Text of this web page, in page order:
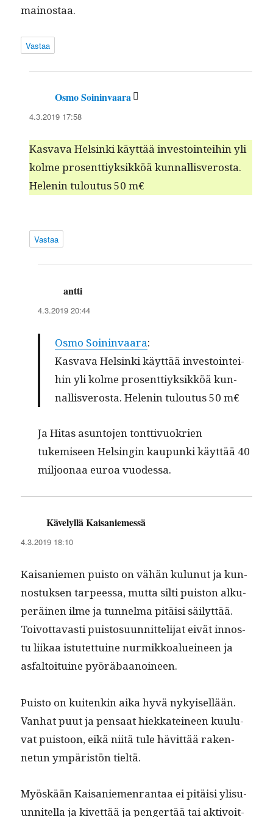
mainostaa.
Vastaa
Osmo Soininvaara sanoo:
4.3.2019 17:58
Kas­va­va Helsin­ki käyt­tää investoin­tei­hin yli
kolme pros­ent­tiyk­sikköä kun­nal­lisveros­ta.
Helenin tulou­tus 50 m€
Vastaa
antti
4.3.2019 20:44
Osmo Soin­in­vaara:
Kas­va­va Helsin­ki käyt­tää investoin­tei­
hin yli kolme pros­ent­tiyk­sikköä kun­
nal­lisveros­ta. Helenin tulou­tus 50 m€
Ja Hitas asun­to­jen tont­tivuokrien
tukemiseen Helsin­gin kaupun­ki käyt­tää 40
miljoon­aa euroa vuodessa.
Kävelyllä Kaisaniemessä
4.3.2019 18:10
Kaisaniemen puis­to on vähän kulunut ja kun­
nos­tuk­sen tarpeessa, mut­ta silti puis­ton alku­
peräi­nen ilme ja tun­nel­ma pitäisi säi­lyt­tää.
Toiv­ot­tavasti puis­to­su­un­nit­teli­jat eivät innos­
tu liikaa istutet­tuine nur­mikkoaluei­neen ja
asfal­toi­tu­ine pyöräbaanoineen.
Puis­to on kuitenkin aika hyvä nykyisel­lään.
Van­hat puut ja pen­saat hiekkatei­neen kuu­lu­
vat puis­toon, eikä niitä tule hävit­tää raken­
netun ympäristön tieltä.
Myöskään Kaisaniemen­ran­taa ei pitäisi ylisu­
un­nitel­la ja kivet­tää ja pengertää tai aktivoit­